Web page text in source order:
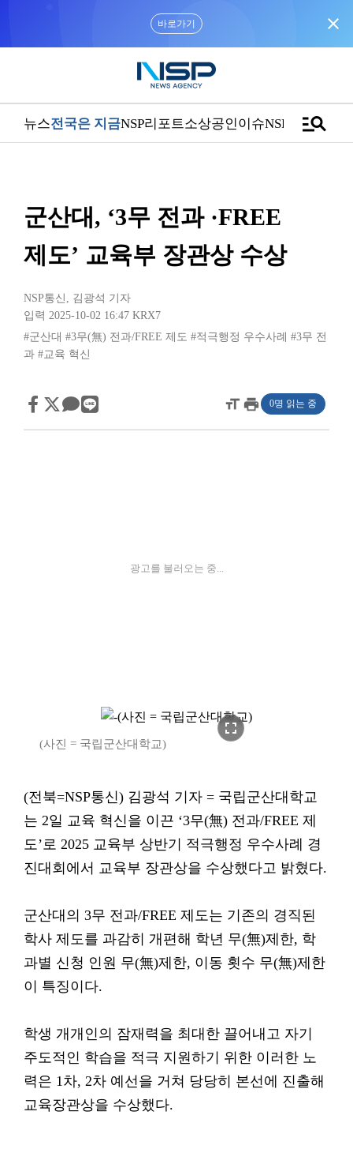
바로가기 close
뉴스전국은 지금NSP리포트소상공인이슈NSPTVmanage_search
군산대, ‘3무 전과 ·FREE
제도’ 교육부 장관상 수상
NSP통신 , 김광석 기자
입력 2025-10-02 16:47 KRX7
#군산대 #3무(無) 전과/FREE 제도 #적극행정 우수사례 #3무 전
과 #교육 혁신
format_sizeprint 0명 읽는 중
광고를 불러오는 중...
fullscreen
(사진 = 국립군산대학교)
(전북=NSP통신) 김광석 기자 = 국립군산대학교
는 2일 교육 혁신을 이끈 ‘3무(無) 전과/FREE 제
도’로 2025 교육부 상반기 적극행정 우수사례 경
진대회에서 교육부 장관상을 수상했다고 밝혔다.
군산대의 3무 전과/FREE 제도는 기존의 경직된
학사 제도를 과감히 개편해 학년 무(無)제한, 학
과별 신청 인원 무(無)제한, 이동 횟수 무(無)제한
이 특징이다.
학생 개개인의 잠재력을 최대한 끌어내고 자기
주도적인 학습을 적극 지원하기 위한 이러한 노
력은 1차, 2차 예선을 거쳐 당당히 본선에 진출해
교육장관상을 수상했다.